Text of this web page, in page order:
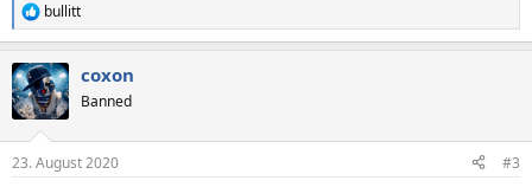
R
e
k
t
i
e
bullitt
coxon
Banned
23. August 2020 #3